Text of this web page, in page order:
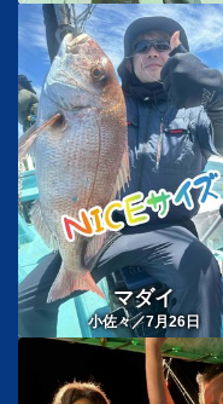
マダイ
小佐々／7月26日